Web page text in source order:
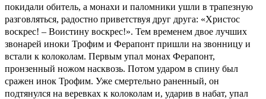
покидали обитель, а монахи и паломники ушли в трапезную
разговляться, радостно приветствуя друг друга: «Христос
воскрес! – Воистину воскрес!». Тем временем двое лучших
звонарей иноки Трофим и Ферапонт пришли на звонницу и
встали к колоколам. Первым упал монах Ферапонт,
пронзенный ножом насквозь. Потом ударом в спину был
сражен инок Трофим. Уже смертельно раненный, он
подтянулся на веревках к колоколам и, ударив в набат, упал